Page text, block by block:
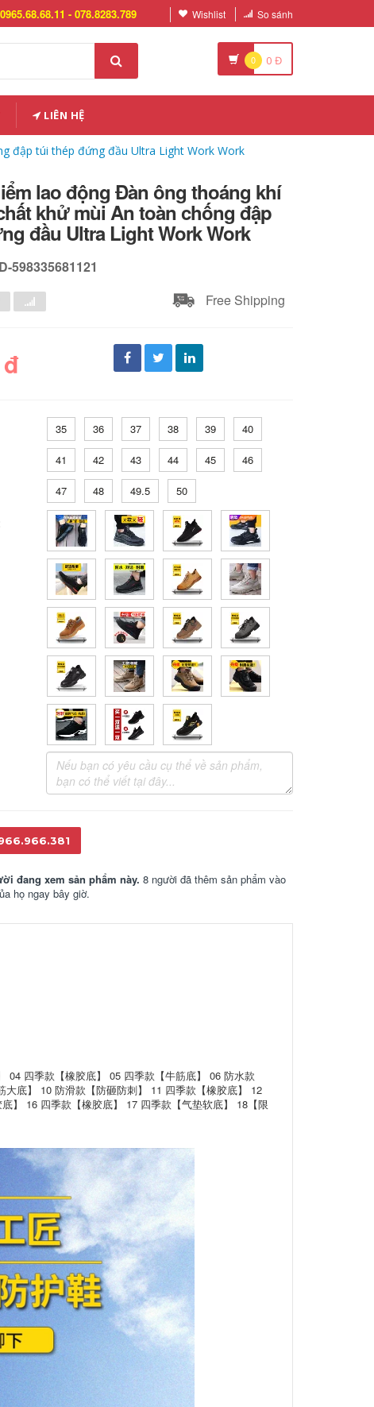
- 078.8283.789 Wishlist So sánh
0 0 Đ
LIÊN HỆ
đập túi thép đứng đầu Ultra Light Work Work
lao động Đàn ông thoáng khí
khử mùi An toàn chống đập
đầu Ultra Light Work Work
598335681121
Free Shipping
35 36 37 38 39 40
41 42 43 44 45 46
47 48 49.5 50
đang xem sản phẩm này. 8 người đã thêm sản phẩm vào
họ ngay bây giờ.
04 四季款【橡胶底】 05 四季款【牛筋底】 06 防水款
大底】 10 防滑款【防砸防刺】 11 四季款【橡胶底】 12
】 16 四季款【橡胶底】 17 四季款【气垫软底】 18【限